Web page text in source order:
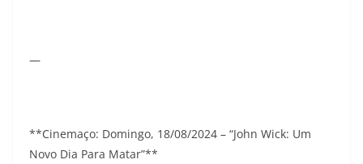
—
**Cinemaço: Domingo, 18/08/2024 – “John Wick: Um
Novo Dia Para Matar”**